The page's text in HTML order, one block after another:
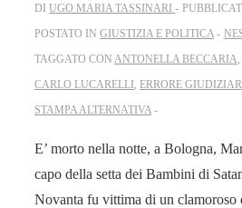
DI UGO MARIA TASSINARI
POSTATO IN GIUSTIZIA E POLITICA
TAGGATO CON ANTONELLA BECCARIA
CARLO LUCARELLI ERRORE
STAMPA ALTERNATIVA
E’ morto nella notte, a Bologna,
capo della setta dei Bambini di
Novanta fu vittima di un clamoroso